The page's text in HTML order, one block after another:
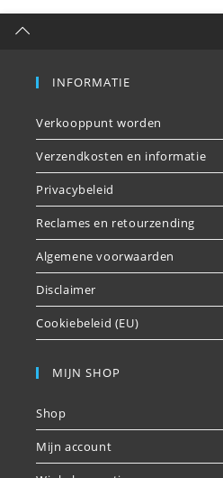
INFORMATIE
Verkooppunt worden
Verzendkosten en informatie
Privacybeleid
Reclames en retourzending
Algemene voorwaarden
Disclaimer
Cookiebeleid (EU)
MIJN SHOP
Shop
Mijn account